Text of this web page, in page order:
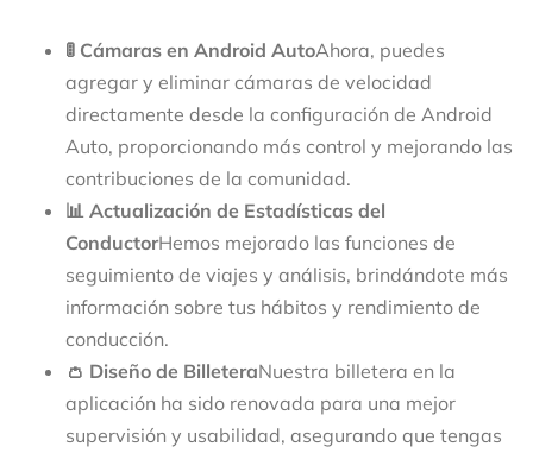
🚦 Cámaras en Android AutoAhora, puedes
agregar y eliminar cámaras de velocidad
directamente desde la configuración de Android
Auto, proporcionando más control y mejorando las
contribuciones de la comunidad.
📊 Actualización de Estadísticas del
ConductorHemos mejorado las funciones de
seguimiento de viajes y análisis, brindándote más
información sobre tus hábitos y rendimiento de
conducción.
👛 Diseño de BilleteraNuestra billetera en la
aplicación ha sido renovada para una mejor
supervisión y usabilidad, asegurando que tengas